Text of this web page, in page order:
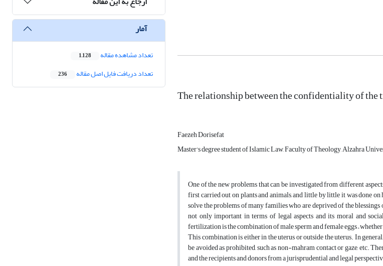
The relationship between the confidentiality of the
Faezeh Dorisefat
Master's degree student of Islamic Law, Faculty of Theology, Alzahra
One of the new problems that can be investigated from different
first carried out on plants and animals, and little by little it was done
solve the problems of many families who are deprived of the
not only important in terms of legal aspects and its moral and
fertilization is the combination of male sperm and female eggs –
This combination is either in the uterus or outside the uterus. In
be avoided as prohibited, such as non-mahram contact or gaze, etc.
and the recipients and donors from a jurisprudential and legal
آمار
تعداد مشاهده مقاله 1,128
تعداد دریافت فایل اصل مقاله 236